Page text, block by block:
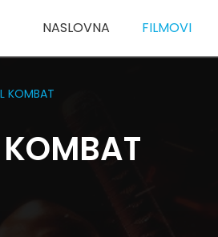
NASLOVNA FILMOVI
KOMBAT